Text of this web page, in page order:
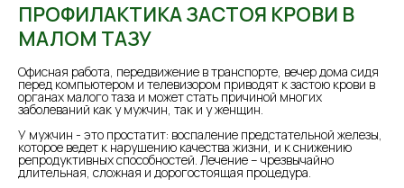
ПРОФИЛАКТИКА ЗАСТОЯ КРОВИ В
МАЛОМ ТАЗУ
Офисная работа, передвижение в транспорте, вечер дома сидя
перед компьютером и телевизором приводят к застою крови в
органах малого таза и может стать причиной многих
заболеваний как у мужчин, так и у женщин.
У мужчин - это простатит: воспаление предстательной железы,
которое ведет к нарушению качества жизни, и к снижению
репродуктивных способностей. Лечение – чрезвычайно
длительная, сложная и дорогостоящая процедура.